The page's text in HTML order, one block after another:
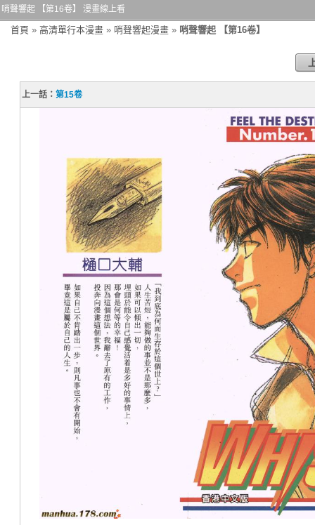
哨聲響起 【第16卷】 漫畫線上看
首頁 » 高清單行本漫畫 » 哨聲響起漫畫 » 哨聲響起 【第16卷】
上一話：第15卷